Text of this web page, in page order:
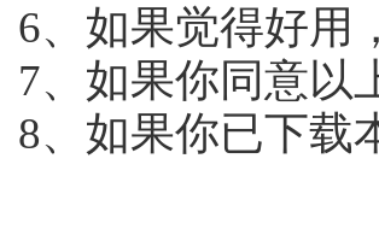
6、如果觉得好用
7、如果你同意以
8、如果你已下载